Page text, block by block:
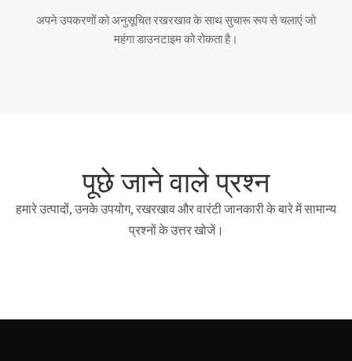
अपने उपकरणों को अनुसूचित रखरखाव के साथ सुचारू रूप से चलाएं जो
महंगा डाउनटाइम को रोकता है।
पूछे जाने वाले प्रश्न
हमारे उत्पादों, उनके उपयोग, रखरखाव और वारंटी जानकारी के बारे में सामान्य
प्रश्नों के उत्तर खोजें।